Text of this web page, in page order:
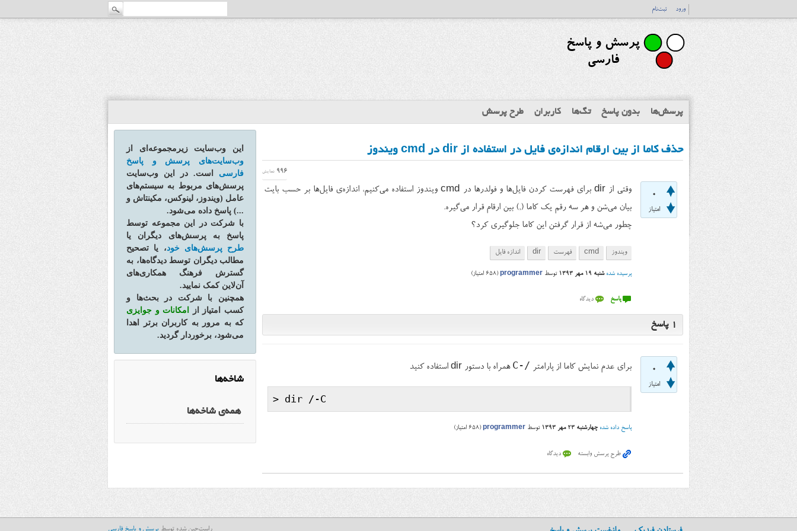
ورود ثبت‌نام
پرسش‌ها بدون پاسخ تگ‌ها کاربران طرح پرسش
این وب‌سایت زیرمجموعه‌ای از
وب‌سایت‌های پرسش و پاسخ
فارسی است. در این وب‌سایت
پرسش‌های مربوط به سیستم‌های
عامل (ویندوز، لینوکس، مکینتاش و
...) پاسخ داده می‌شود.
با شرکت در این مجموعه توسط
پاسخ به پرسش‌های دیگران یا
طرح پرسش‌های خود، یا تصحیح
مطالب دیگران توسط دیدگاه‌ها، به
گسترش فرهنگ همکاری‌های
آن‌لاین کمک نمایید.
همچنین با شرکت در بحث‌ها و
کسب امتیاز از
امکانات و جوایزی
که به مرور به کاربران برتر اهدا
می‌شود، برخوردار گردید.
شاخه‌ها
همه‌ی شاخه‌ها
حذف کاما از بین ارقام اندازه‌ی فایل در استفاده از dir در cmd ویندوز
0
امتیاز
996 نمایش
وقتی از dir برای فهرست کردن فایل‌ها و فولدرها در cmd ویندوز استفاده می‌کنیم، اندازه‌ی فایل‌ها بر حسب بایت
بیان می‌شن و هر سه رقم یک کاما (,) بین ارقام قرار می‌گیره.
چطور می‌شه از قرار گرفتن این کاما جلوگیری کرد؟
ویندوز cmd فهرست dir اندازه فایل
پرسیده شده شنبه ۱۹ مهر ۱۳۹۳ توسط programmer
(
658 امتیاز)
1 پاسخ
0
امتیاز
برای عدم نمایش کاما از پارامتر /-C همراه با دستور dir استفاده کنید
پاسخ داده شده چهارشنبه ۲۳ مهر ۱۳۹۳ توسط programmer
(
658 امتیاز)
راست‌چین شده توسط پرسش و پاسخ فارسی